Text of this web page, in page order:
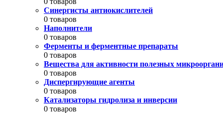
Синергисты антиокислителей
0 товаров
Наполнители
0 товаров
Ферменты и ферментные препараты
0 товаров
Вещества для активности полезных
0 товаров
Диспергирующие агенты
0 товаров
Катализаторы гидролиза и инверсии
0 товаров